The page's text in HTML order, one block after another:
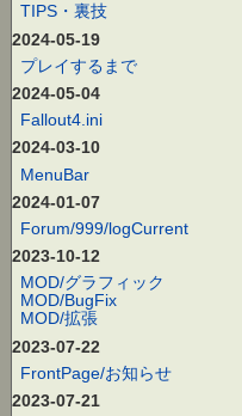
TIPS・裏技
2024-05-19
プレイするまで
2024-05-04
Fallout4.ini
2024-03-10
MenuBar
2024-01-07
Forum/999/logCurrent
2023-10-12
MOD/グラフィック
MOD/BugFix
MOD/拡張
2023-07-22
FrontPage/お知らせ
2023-07-21